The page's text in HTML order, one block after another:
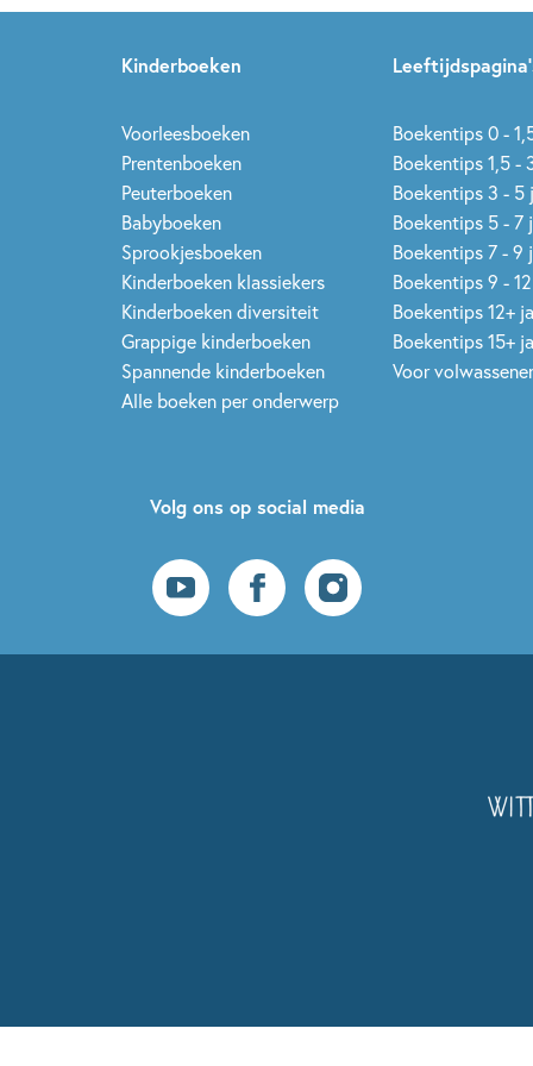
Kinderboeken
Voorleesboeken
Prentenboeken
Peuterboeken
Babyboeken
Sprookjesboeken
Kinderboeken klassiekers
Kinderboeken diversiteit
Grappige kinderboeken
Spannende kinderboeken
Alle boeken per onderwerp
Boekentips 0 -
Boekentips 1,5 -
Boekentips 3 - 5
Boekentips 5 - 7
Boekentips 7 - 9
Boekentips 9 -
Boekentips 12+
Boekentips 15+
Voor
Volg ons op social media